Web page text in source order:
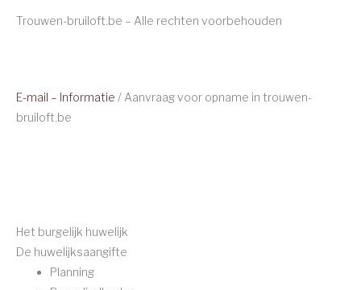
Trouwen-bruiloft.be – Alle rechten voorbehouden
E-mail – Informatie / Aanvraag voor opname in trouwen-
bruiloft.be
Het burgelijk huwelijk
De huwelijksaangifte
Planning